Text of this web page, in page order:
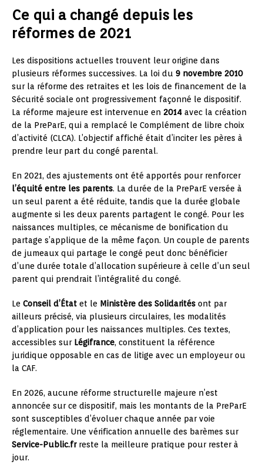
Ce qui a changé depuis les
réformes de 2021
Les dispositions actuelles trouvent leur origine dans
plusieurs réformes successives. La loi du 9 novembre 2010
sur la réforme des retraites et les lois de financement de la
Sécurité sociale ont progressivement façonné le dispositif.
La réforme majeure est intervenue en 2014 avec la création
de la PreParE, qui a remplacé le Complément de libre choix
d’activité (CLCA). L’objectif affiché était d’inciter les pères à
prendre leur part du congé parental.
En 2021, des ajustements ont été apportés pour renforcer
l’équité entre les parents. La durée de la PreParE versée à
un seul parent a été réduite, tandis que la durée globale
augmente si les deux parents partagent le congé. Pour les
naissances multiples, ce mécanisme de bonification du
partage s’applique de la même façon. Un couple de parents
de jumeaux qui partage le congé peut donc bénéficier
d’une durée totale d’allocation supérieure à celle d’un seul
parent qui prendrait l’intégralité du congé.
Le Conseil d’État et le Ministère des Solidarités ont par
ailleurs précisé, via plusieurs circulaires, les modalités
d’application pour les naissances multiples. Ces textes,
accessibles sur Légifrance, constituent la référence
juridique opposable en cas de litige avec un employeur ou
la CAF.
En 2026, aucune réforme structurelle majeure n’est
annoncée sur ce dispositif, mais les montants de la PreParE
sont susceptibles d’évoluer chaque année par voie
réglementaire. Une vérification annuelle des barèmes sur
Service-Public.frreste la meilleure pratique pour rester à
jour.